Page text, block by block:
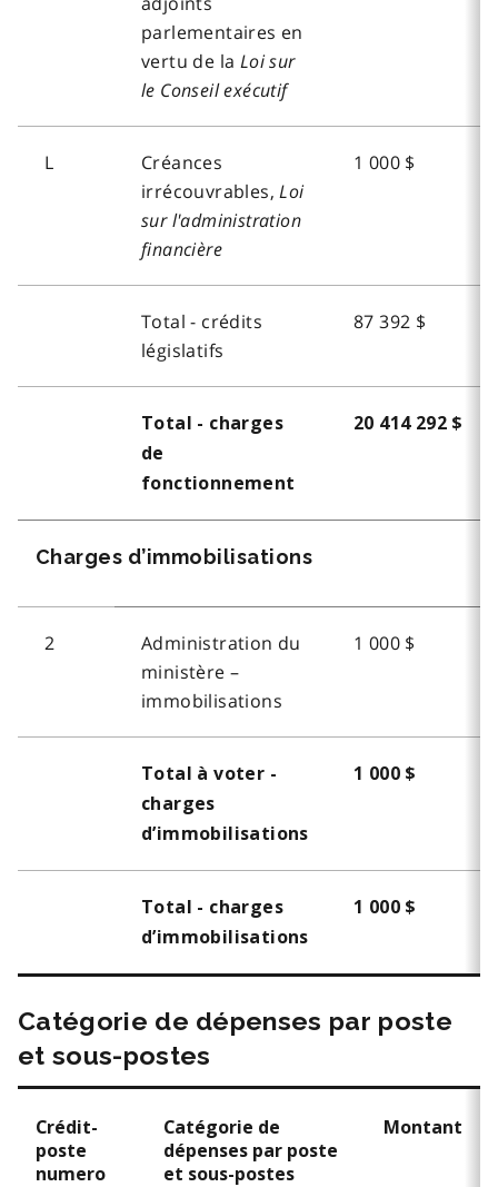
parlementaires en
vertu de la Loi sur
le Conseil exécutif
L
Créances
irrécouvrables,Loi
sur l'administration
financière
1 000 $
Total - crédits
législatifs
87 392 $
Total - charges
de
fonctionnement
20 414 292 $
Charges d’immobilisations
2
Administration du
ministère –
immobilisations
1 000 $
Total à voter -
charges
d’immobilisations
1 000 $
Total - charges
d’immobilisations
1 000 $
Catégorie de dépenses par poste
et sous-postes
Crédit-
poste
numero
Catégorie de
dépenses par poste
et sous-postes
Montant